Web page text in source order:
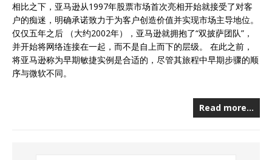
相比之下，亚马逊从1997年股票市场首次亮相开始就接受了对客
户的痴迷，明确承诺致力于为客户创造价值并实现市场主导地位。
仅仅五年之后 （大约2002年），亚马逊就拥抱了“双披萨团队”，
并开始将网络连接在一起，而不是自上而下的层级。 在此之前，
将亚马逊称为早期敏捷实例是合适的，尽管其旅程中早期步骤的顺
序与微软不同。
Read more…